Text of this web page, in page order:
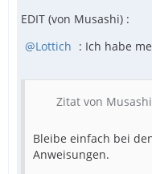
EDIT (von Musashi) :
Lottich : Ich habe
Zitat von Musashi
Bleibe einfach bei
Anweisungen.